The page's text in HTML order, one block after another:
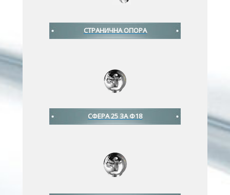
СТРАНИЧНА ОПОРА
СФЕРА 25 ЗА Ф18